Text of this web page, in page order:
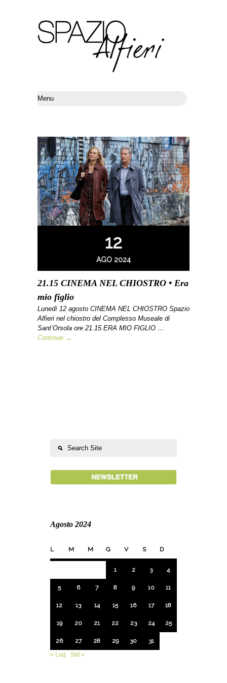
12
AGO 2024
21.15 CINEMA NEL CHIOSTRO • Era
mio figlio
Lunedì 12 agosto CINEMA NEL CHIOSTRO Spazio
Alfieri nel chiostro del Complesso Museale di
Sant’Orsola ore 21.15 ERA MIO FIGLIO …
Continue →
Agosto 2024
L M M G V S D
1 2 3 4
5 6 7 8 9 10 11
12 13 14 15 16 17 18
19 20 21 22 23 24 25
26 27 28 29 30
31
« Lug
Set »